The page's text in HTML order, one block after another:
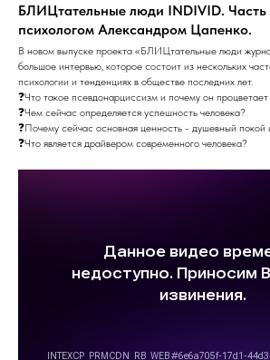
БЛИЦтательные люди INDIVID.
психологом Александром Цапенко.
В новом выпуске проекта «БЛИЦтательные люди
большое интервью, которое состоит из нескольких
психологии и тенденциях в обществе последних лет.
❓Что такое псевдонарциссизм и почему он
❓Чем сейчас определяется успешность человека?
❓Почему сейчас основная ценность - душевный покой
❓Что является драйвером современного человека?